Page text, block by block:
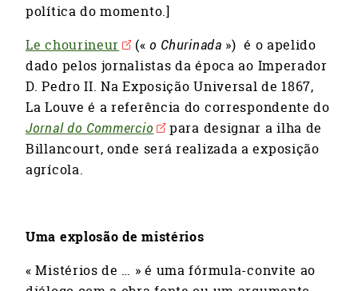
política do momento.]
Le chourineur
(« o Churinada ») é o apelido
dado pelos jornalistas da época ao Imperador
D. Pedro II. Na Exposição Universal de 1867,
La Louve é a referência do correspondente do
Jornal do Commercio
para designar a ilha de
Billancourt, onde será realizada a exposição
agrícola.
Uma explosão de mistérios
« Mistérios de … » é uma fórmula-convite ao